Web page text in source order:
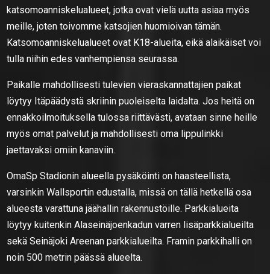
katsomoanniskelualueet, jotka ovat vielä uutta asiaa myös
meille, joten toivomme katsojien huomioivan tämän.
Katsomoanniskelualueet ovat K18-alueita, eikä alaikäiset voi
tulla niihin edes vanhempiensa seurassa.
Paikalle mahdollisesti tulevien vieraskannattajien paikat
löytyy Itäpäädystä skriinin puoleiselta laidalta. Jos heitä on
ennakkoilmoituksella tulossa riittävästi, avataan sinne heille
myös omat palvelut ja mahdollisesti oma lippulinkki
jaettavaksi omiin kanaviin.
OmaSp Stadionin alueella pysäköinti on haasteellista,
varsinkin Wallsportin edustalla, missä on tällä hetkellä osa
alueesta varattuna jäähallin rakennustöille. Parkkialueita
löytyy kuitenkin Alaseinäjoenkadun varren lisäparkkialueilta
sekä Seinäjoki Areenan parkkialueilta. Framin parkkihalli on
noin 500 metrin päässä alueelta.